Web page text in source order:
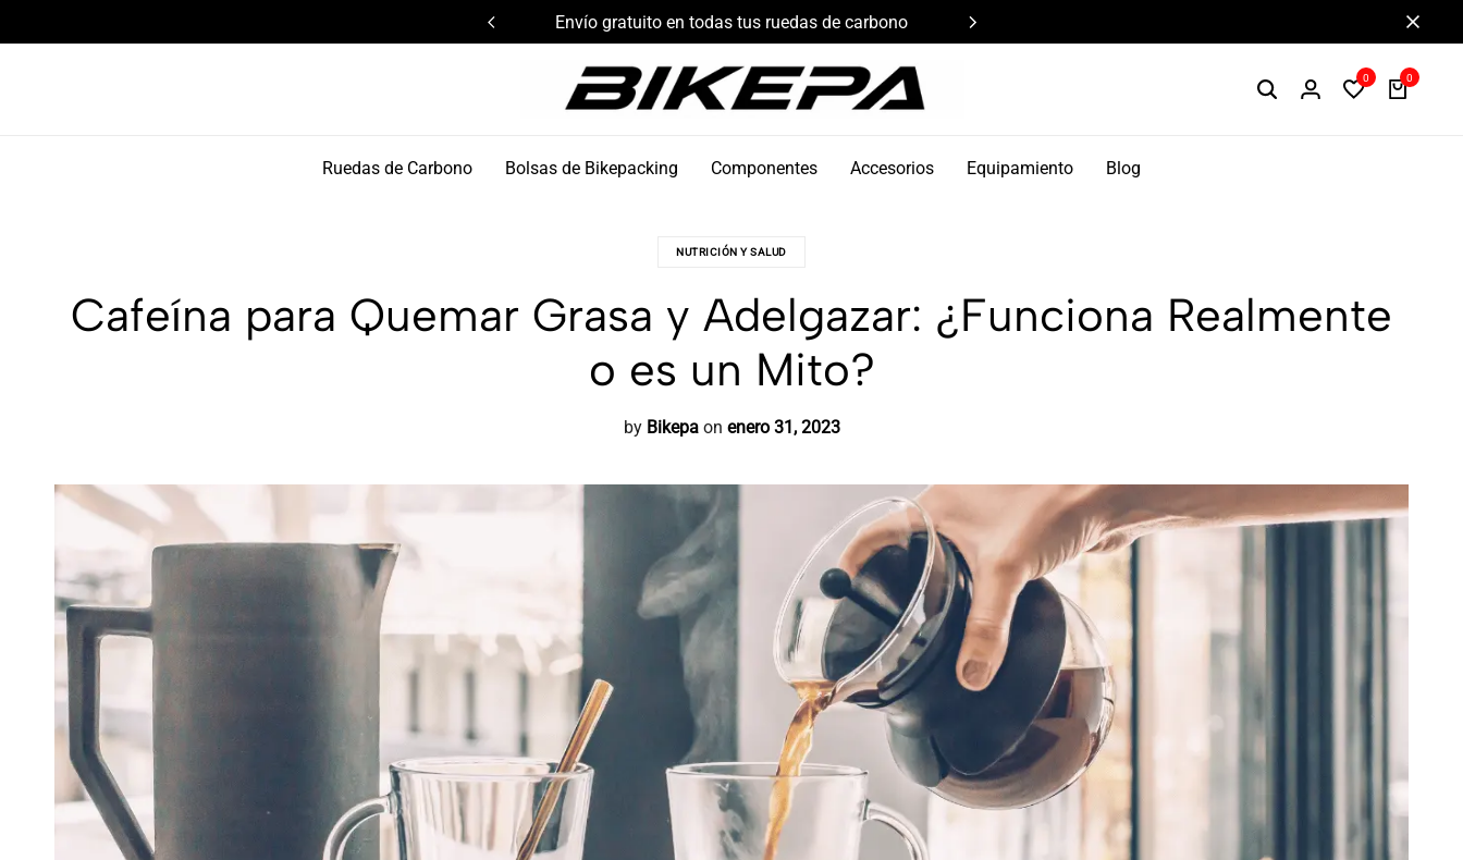
Envío gratuito en todas tus ruedas de carbono Componentes de alto rendimiento y bikepacking
0 0
Ruedas de Carbono Bolsas de Bikepacking Componentes Accesorios Equipamiento Blog
NUTRICIÓN Y SALUD
Cafeína para Quemar Grasa y Adelgazar: ¿Funciona Realmente
o es un Mito?
by Bikepa on enero 31, 2023